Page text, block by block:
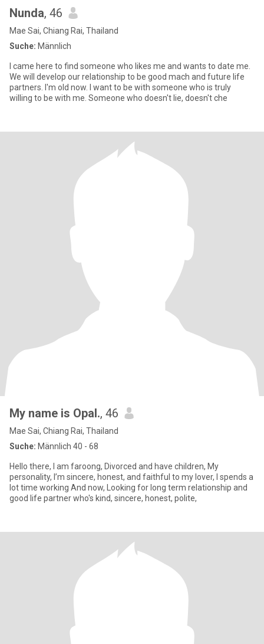
Nunda, 46
Mae Sai, Chiang Rai, Thailand
Suche: Männlich
I came here to find someone who likes me and wants to date me.
We will develop our relationship to be good mach and future life
partners. I'm old now. I want to be with someone who is truly
willing to be with me. Someone who doesn't lie, doesn't che
My name is Opal., 46
Mae Sai, Chiang Rai, Thailand
Suche: Männlich 40 - 68
Hello there, I am faroong, Divorced and have children, My
personality, I’m sincere, honest, and faithful to my lover, I spends a
lot time working And now, Looking for long term relationship and
good life partner who's kind, sincere, honest, polite,